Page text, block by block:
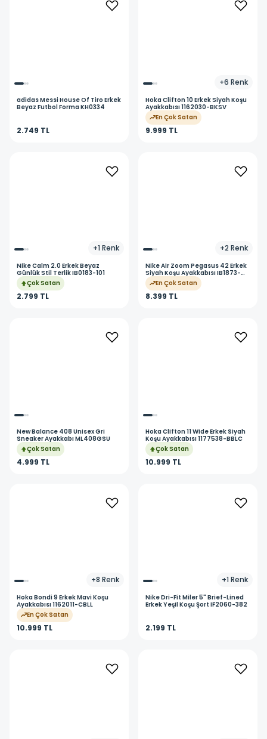
adidasMessi House Of Tiro Erkek
Beyaz Futbol Forma KH0334
2.749 TL
+6 Renk
HokaClifton 10 Erkek Siyah Koşu
Ayakkabısı 1162030-BKSV
En Çok Satan
9.999 TL
+1 Renk
NikeCalm 2.0 Erkek Beyaz
Günlük Stil Terlik IB0183-101
Çok Satan
2.799 TL
+2 Renk
NikeAir Zoom Pegasus 42 Erkek
Siyah Koşu Ayakkabısı IB1873-
001En Çok Satan
8.399 TL
New Balance 408 Unisex Gri
Sneaker Ayakkabı ML408GSU
Çok Satan
4.999 TL
HokaClifton 11 Wide Erkek Siyah
Koşu Ayakkabısı 1177538-BBLC
Çok Satan
10.999 TL
+8 Renk
HokaBondi 9 Erkek Mavi Koşu
Ayakkabısı 1162011-CBLL
En Çok Satan
10.999 TL
+1 Renk
NikeDri-Fit Miler 5" Brief-Lined
Erkek Yeşil Koşu Şort IF2060-382
2.199 TL